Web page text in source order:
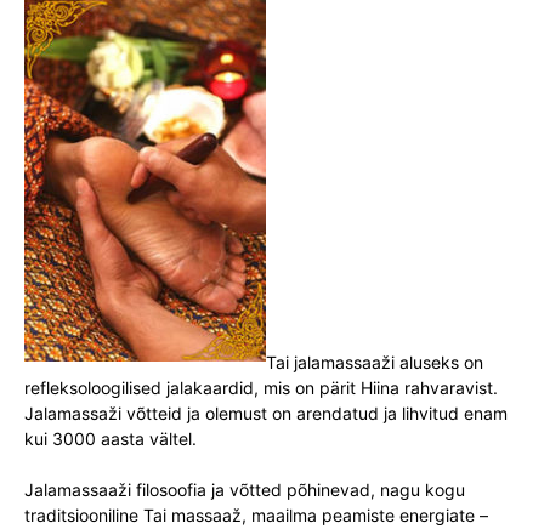
Tai jalamassaaži aluseks on
refleksoloogilised jalakaardid, mis on pärit Hiina rahvaravist.
Jalamassaži võtteid ja olemust on arendatud ja lihvitud enam
kui 3000 aasta vältel.
Jalamassaaži filosoofia ja võtted põhinevad, nagu kogu
traditsiooniline Tai massaaž, maailma peamiste energiate –